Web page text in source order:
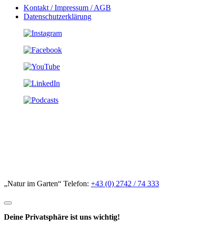
Kontakt / Impressum / AGB
Datenschutzerklärung
„Natur im Garten“ Telefon: +43 (0) 2742 / 74 333
Deine Privatsphäre ist uns wichtig!